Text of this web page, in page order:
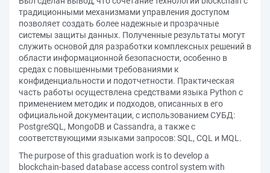
традиционными механизмами управления доступом
позволяет создать более надежные и прозрачные
системы защиты данных. Полученные результаты могут
служить основой для разработки комплексных решений в
области информационной безопасности, особенно в
средах с повышенными требованиями к
конфиденциальности и подотчетности. Практическая
часть работы осуществлена средствами языка Python с
применением методик и подходов, описанных в его
официальной документации, с использованием СУБД:
PostgreSQL, MongoDB и Cassandra, а также с
соответствующими языками запросов: SQL, CQL и MQL.
The purpose of this graduation work is to develop a
blockchain-based database access control system with